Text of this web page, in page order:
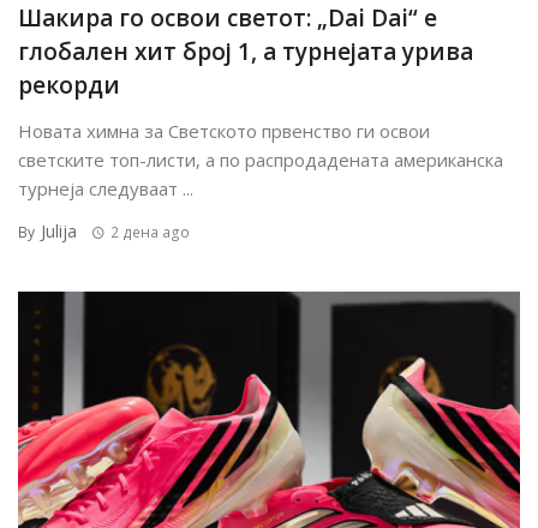
Шакира го освои светот: „Dai Dai“ е
глобален хит број 1, а турнејата урива
рекорди
Новата химна за Светското првенство ги освои
светските топ-листи, а по распродадената американска
турнеја следуваат ...
By Julija 2 дена ago